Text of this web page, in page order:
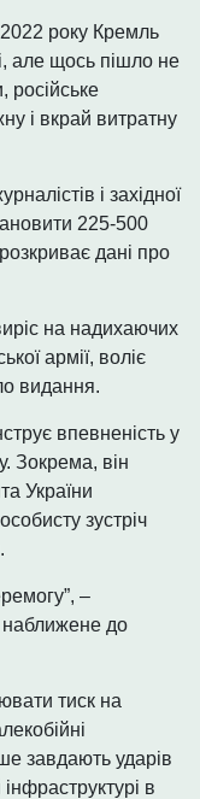
року Кремль
але щось пішло не
російське
і вкрай витратну
і західної
225-500
дані про
на надихаючих
армії, воліє
видання.
впевненість у
Зокрема, він
України
зустріч
–
до
тиск на
завдають ударів
інфраструктурі в